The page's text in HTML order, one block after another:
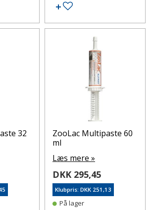
Tilføj til ønskeseddel
32
ZooLac Multipaste 60
ml
Læs mere »
DKK 295,45
Klubpris: DKK 251,13
På lager